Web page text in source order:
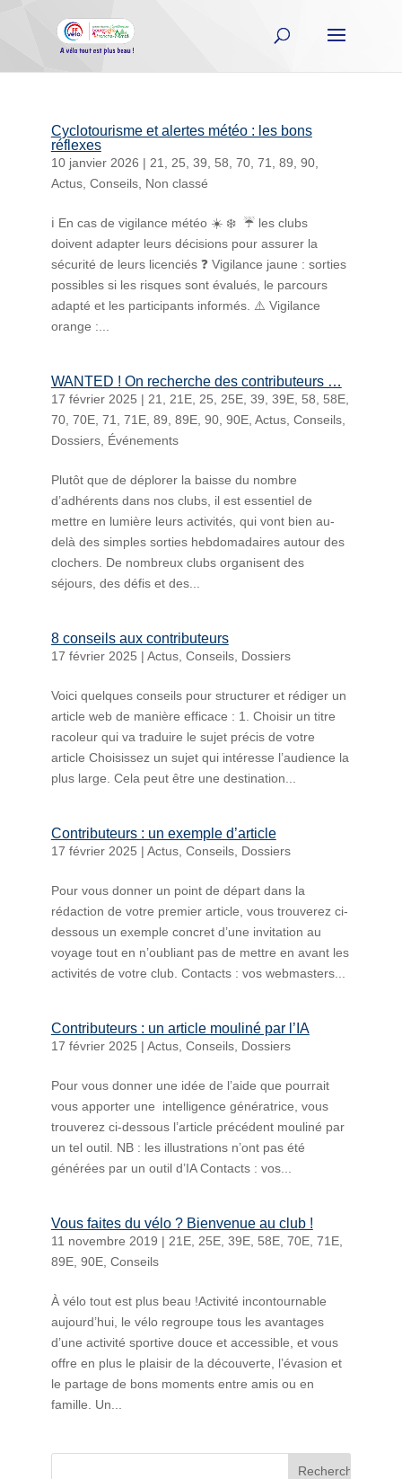
Cyclotourisme et alertes météo : les bons
réflexes
10 janvier 2026 | 21 25 39 58 70, 71 89 90,
Actus, Conseils, Non classé
ℹ️ En cas de vigilance météo ☀️ ❄️ ️ ️☔ les clubs
doivent adapter leurs décisions pour assurer la
sécurité de leurs licenciés ❓ Vigilance jaune : sorties
possibles si les risques sont évalués, le parcours
adapté et les participants informés. ⚠️ Vigilance
orange :...
WANTED ! On recherche des contributeurs …
17 février 2025 | 21 21E, 25 25E, 39 39E, 58 58E,
70, 70E, 71 71E, 89 89E, 90, 90E, Actus, Conseils,
Dossiers, Événements
Plutôt que de déplorer la baisse du nombre
d’adhérents dans nos clubs, il est essentiel de
mettre en lumière leurs activités, qui vont bien au-
delà des simples sorties hebdomadaires autour des
clochers. De nombreux clubs organisent des
séjours, des défis et des...
8 conseils aux contributeurs
17 février 2025 | Actus, Conseils, Dossiers
Voici quelques conseils pour structurer et rédiger un
article web de manière efficace : 1. Choisir un titre
racoleur qui va traduire le sujet précis de votre
article Choisissez un sujet qui intéresse l’audience la
plus large. Cela peut être une destination...
Contributeurs : un exemple d’article
17 février 2025 | Actus, Conseils, Dossiers
Pour vous donner un point de départ dans la
rédaction de votre premier article, vous trouverez ci-
dessous un exemple concret d’une invitation au
voyage tout en n’oubliant pas de mettre en avant les
activités de votre club. Contacts : vos webmasters...
Contributeurs : un article mouliné par l’IA
17 février 2025 | Actus, Conseils, Dossiers
Pour vous donner une idée de l’aide que pourrait
vous apporter une intelligence génératrice, vous
trouverez ci-dessous l’article précédent mouliné par
un tel outil. NB : les illustrations n’ont pas été
générées par un outil d’IA Contacts : vos...
Vous faites du vélo ? Bienvenue au club !
11 novembre 2019 | 21E, 25E, 39E, 58E, 70E, 71E,
89E, 90E, Conseils
À vélo tout est plus beau !Activité incontournable
aujourd’hui, le vélo regroupe tous les avantages
d’une activité sportive douce et accessible, et vous
offre en plus le plaisir de la découverte, l’évasion et
le partage de bons moments entre amis ou en
famille. Un...